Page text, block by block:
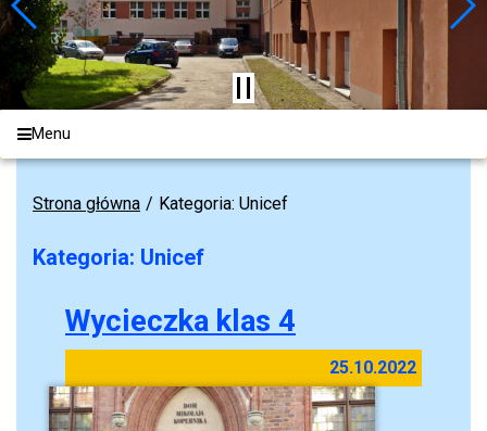
Menu
Strona główna Kategoria: Unicef
Kategoria: Unicef
Wycieczka klas 4
25.10.2022